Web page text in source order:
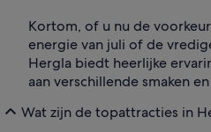
Kortom, of u nu de
energie van juli of de
Hergla biedt heerlijke
aan verschillende smaken
Wat zijn de topattracties in